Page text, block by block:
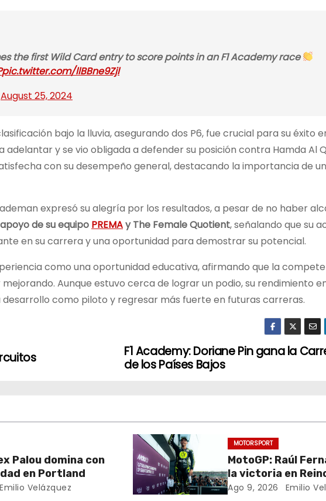
the first Wild Card entry to score points in an F1 Academy race
pic.twitter.com/llBBne9Zjl
August 25, 2024
bajo la lluvia, asegurando dos P6, fue crucial para su éxito
y se vio obligada a defender su posición contra Hamda Al
con su desempeño general, destacando la importancia de
expresó su alegría por los resultados, a pesar de no haber
de su equipo PREMAy The Female Quotient, señalando que su
en su carrera y una oportunidad para demostrar su potencial.
como una oportunidad educativa, afirmando que la
Aunque estuvo cerca de lograr un podio, su rendimiento
desarrollo como piloto y regresar más fuerte en futuras carreras.
F1 Academy: Doriane Pin gana la
de los Países Bajos
Palou domina con
en Portland
Emilio Velázquez
MOTORSPORT
MotoGP: Raúl
la victoria en
Ago 9, 2026 Emilio